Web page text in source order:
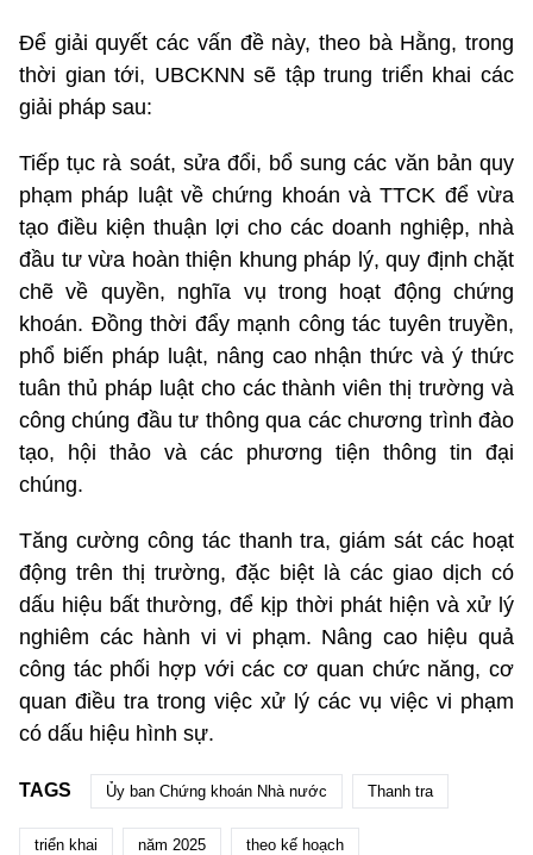
Để giải quyết các vấn đề này, theo bà Hằng, trong
thời gian tới, UBCKNN sẽ tập trung triển khai các
giải pháp sau:
Tiếp tục rà soát, sửa đổi, bổ sung các văn bản quy
phạm pháp luật về chứng khoán và TTCK để vừa
tạo điều kiện thuận lợi cho các doanh nghiệp, nhà
đầu tư vừa hoàn thiện khung pháp lý, quy định chặt
chẽ về quyền, nghĩa vụ trong hoạt động chứng
khoán. Đồng thời đẩy mạnh công tác tuyên truyền,
phổ biến pháp luật, nâng cao nhận thức và ý thức
tuân thủ pháp luật cho các thành viên thị trường và
công chúng đầu tư thông qua các chương trình đào
tạo, hội thảo và các phương tiện thông tin đại
chúng.
Tăng cường công tác thanh tra, giám sát các hoạt
động trên thị trường, đặc biệt là các giao dịch có
dấu hiệu bất thường, để kịp thời phát hiện và xử lý
nghiêm các hành vi vi phạm. Nâng cao hiệu quả
công tác phối hợp với các cơ quan chức năng, cơ
quan điều tra trong việc xử lý các vụ việc vi phạm
có dấu hiệu hình sự.
TAGS Ủy ban Chứng khoán Nhà nước Thanh tra
triển khai năm 2025 theo kế hoạch